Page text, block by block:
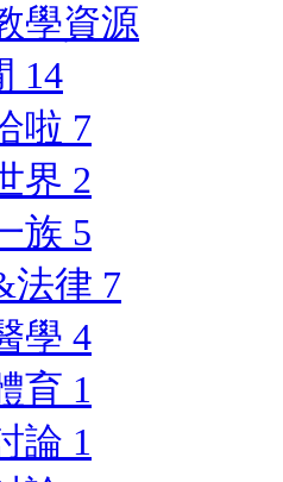
學資源
14
啦 7
界 2
族 5
法律 7
學 4
育 1
論 1